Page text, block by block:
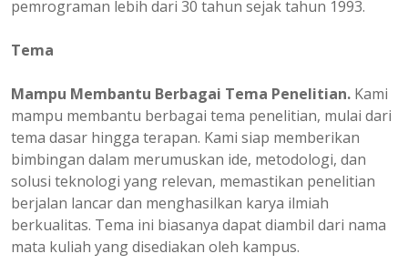
pemrograman lebih dari 30 tahun sejak tahun 1993.
Tema
Mampu Membantu Berbagai Tema Penelitian. Kami
mampu membantu berbagai tema penelitian, mulai dari
tema dasar hingga terapan. Kami siap memberikan
bimbingan dalam merumuskan ide, metodologi, dan
solusi teknologi yang relevan, memastikan penelitian
berjalan lancar dan menghasilkan karya ilmiah
berkualitas. Tema ini biasanya dapat diambil dari nama
mata kuliah yang disediakan oleh kampus.